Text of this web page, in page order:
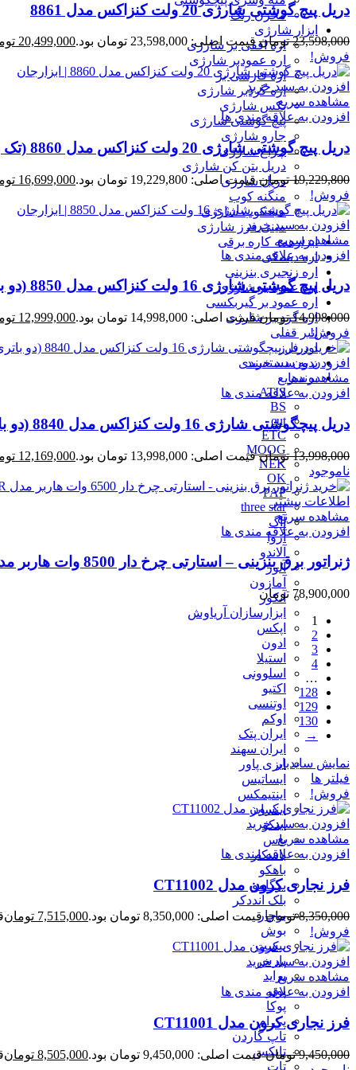
مخزن رنگ
ابزار شارژی
اره افقی بر شارژی
اره عمودبر شارژی
اره فارسی بر
اره گردبر شارژی
بکس شارژی
پیچ گوشتی شارژی
جارو شارژی
چراغ شارژی
دریل بتن کن شارژی
دریل شارژی
منگنه کوب
میخکوب شارژی
مینی فرز شارژی
ابزارهمه کاره برقی
اره دیسکی
اره زنجیری بنزینی
اره عمود بر شارژی
اره عمود بر گیربکسی
اره گرد بر شارژی
انبر قفلی
اور فرز
بدون دسته‌بندی
برندها
ATIS
BS
cut
ETC
MOOG
NEK
OK
PAP
three star
آاگ
آروا
آلاندو
آلور
آمازون
آنکور
ابزارسازان آریاوش
اپکس
ادون
استیلا
اسلوونی
اکتیو
اوتنسی
اوکم
ایران پتک
ایران سهند
ایزی پاور
ایساتیس
اینتیمکس
اینسایز
اینکو
باس
باسکار
باهکو
برگامو
بلک انددکر
بوجار
بوش
بیست
پارس
پراید
پوتر
پوکا
پی ام
تاپ گاردن
تاپکس
تات
دریل پیچ گوشتی شارژی 20 ولت کنزاکس مدل 8861
23,598,000 تومان قیمت اصلی: 23,598,000 تومان بود. 20,499,000
فروش!
افزودن به سبد خرید
مشاهده سریع
افزودن به علاقه مندی ها
دریل پیچ گوشتی شارژی 20 ولت کنزاکس مدل 8860 (تک باتری)
19,229,800 تومان قیمت اصلی: 19,229,800 تومان بود. 16,699,000
فروش!
افزودن به سبد خرید
مشاهده سریع
افزودن به علاقه مندی ها
دریل پیچ گوشتی شارژی 16 ولت کنزاکس مدل 8850 (دو باتری)
14,998,000 تومان قیمت اصلی: 14,998,000 تومان بود. 12,999,000
فروش!
افزودن به سبد خرید
مشاهده سریع
افزودن به علاقه مندی ها
دریل پیچگوشتی شارژی 16 ولت کنزاکس مدل 8840 (دو باتری)
13,998,000 تومان قیمت اصلی: 13,998,000 تومان بود. 12,169,000
ناموجود
اطلاعات بیشتر
مشاهده سریع
افزودن به علاقه مندی ها
ژنراتور برق بنزینی – استارتی چرخ دار 8500 وات هاربر مدل H8.5GR
78,900,000 تومان
1
2
3
4
…
128
129
130
→
نمایش سایدبار
فیلتر ها
فروش!
افزودن به سبد خرید
مشاهده سریع
افزودن به علاقه مندی ها
فرز نجاری کرون مدل CT11002
8,350,000 تومان قیمت اصلی: 8,350,000 تومان بود. 7,515,000 تومان
فروش!
افزودن به سبد خرید
مشاهده سریع
افزودن به علاقه مندی ها
فرز نجاری کرون مدل CT11001
9,450,000 تومان قیمت اصلی: 9,450,000 تومان بود. 8,505,000 تومان